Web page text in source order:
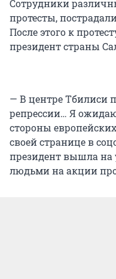
Сотрудники
протесты,
После этого к
президент страны
— В центре Тбилиси
репрессии… Я
стороны
своей странице в
президент вышла на
людьми на акции